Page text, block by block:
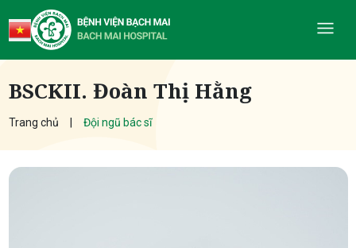
BSCKII. Đoàn Thị Hằng
Trang chủ Đội ngũ bác sĩ